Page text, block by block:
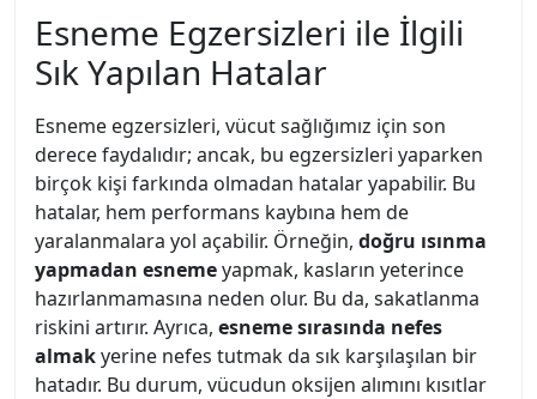
Esneme Egzersizleri ile İlgili
Sık Yapılan Hatalar
Esneme egzersizleri, vücut sağlığımız için son
derece faydalıdır; ancak, bu egzersizleri yaparken
birçok kişi farkında olmadan hatalar yapabilir. Bu
hatalar, hem performans kaybına hem de
yaralanmalara yol açabilir. Örneğin, doğru ısınma
yapmadan esnemeyapmak, kasların yeterince
hazırlanmamasına neden olur. Bu da, sakatlanma
riskini artırır. Ayrıca, esneme sırasında nefes
almakyerine nefes tutmak da sık karşılaşılan bir
hatadır. Bu durum, vücudun oksijen alımını kısıtlar